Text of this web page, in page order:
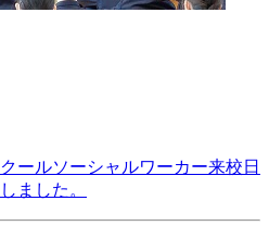
ールソーシャルワーカー来校日
ました。